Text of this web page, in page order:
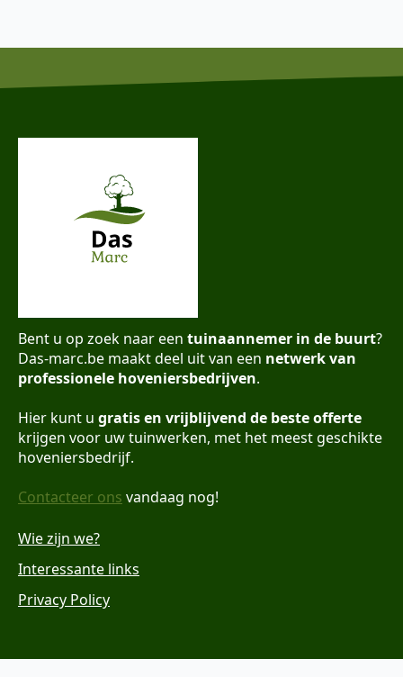
Bent u op zoek naar een tuinaannemer in de buurt?
Das-marc.be maakt deel uit van een netwerk van
professionele hoveniersbedrijven.
Hier kunt u gratis en vrijblijvend de beste offerte
krijgen voor uw tuinwerken, met het meest geschikte
hoveniersbedrijf.
Contacteer ons vandaag nog!
Wie zijn we?
Interessante links
Privacy Policy